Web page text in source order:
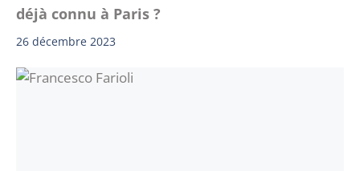
déjà connu à Paris ?
26 décembre 2023